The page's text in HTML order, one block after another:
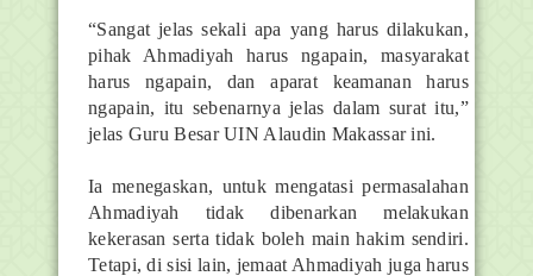
“Sangat jelas sekali apa yang harus dilakukan,
pihak Ahmadiyah harus ngapain, masyarakat
harus ngapain, dan aparat keamanan harus
ngapain, itu sebenarnya jelas dalam surat itu,”
jelas Guru Besar UIN Alaudin Makassar ini.
Ia menegaskan, untuk mengatasi permasalahan
Ahmadiyah tidak dibenarkan melakukan
kekerasan serta tidak boleh main hakim sendiri.
Tetapi, di sisi lain, jemaat Ahmadiyah juga harus